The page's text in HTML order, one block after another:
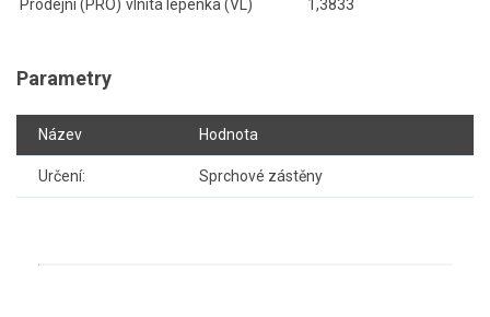
Prodejní (PRO) vlnitá lepenka (VL) 1,3833
Parametry
Název Hodnota
Určení: Sprchové zástěny